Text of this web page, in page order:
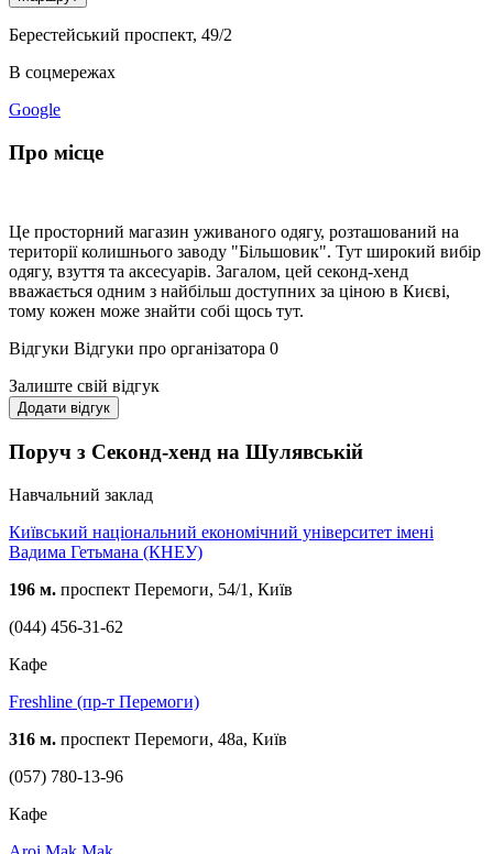
Берестейський проспект, 49/2
В соцмережах
Google
Про місце
Це просторний магазин уживаного одягу, розташований на
території колишнього заводу "Більшовик". Тут широкий вибір
одягу, взуття та аксесуарів. Загалом, цей секонд-хенд
вважається одним з найбільш доступних за ціною в Києві,
тому кожен може знайти собі щось тут.
Відгуки Відгуки про організатора 0
Залиште свій відгук
Додати відгук
Поруч з Секонд-хенд на Шулявській
Навчальний заклад
Київський національний економічний університет імені
Вадима Гетьмана (КНЕУ)
196 м. проспект Перемоги, 54/1, Київ
(044) 456-31-62
Кафе
Freshline (пр-т Перемоги)
316 м. проспект Перемоги, 48а, Київ
(057) 780-13-96
Кафе